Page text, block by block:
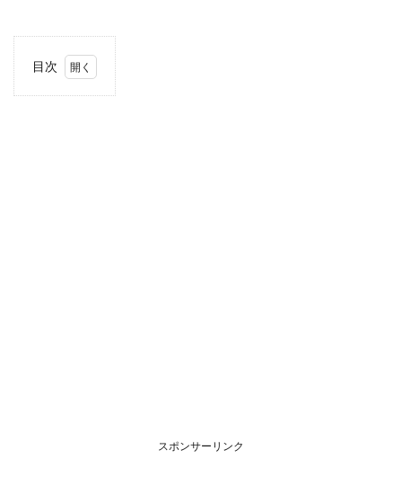
目次
スポンサーリンク